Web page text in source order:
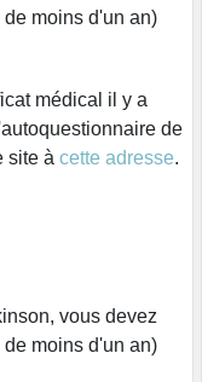
moins d'un an)
médical il y a
de
site à cette adresse.
vous devez
moins d'un an)